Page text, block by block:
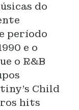
do
período
e o
o R&B
Child
hits